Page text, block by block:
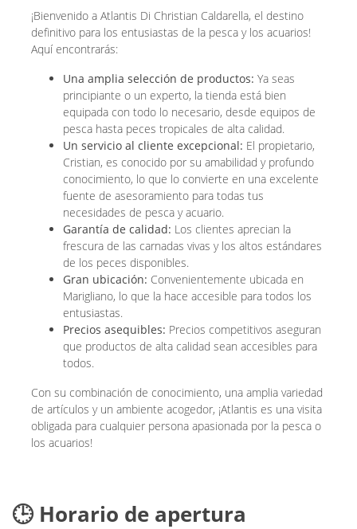
¡Bienvenido a Atlantis Di Christian Caldarella, el destino
definitivo para los entusiastas de la pesca y los acuarios!
Aquí encontrarás:
Una amplia selección de productos: Ya seas
principiante o un experto, la tienda está bien
equipada con todo lo necesario, desde equipos de
pesca hasta peces tropicales de alta calidad.
Un servicio al cliente excepcional: El propietario,
Cristian, es conocido por su amabilidad y profundo
conocimiento, lo que lo convierte en una excelente
fuente de asesoramiento para todas tus
necesidades de pesca y acuario.
Garantía de calidad: Los clientes aprecian la
frescura de las carnadas vivas y los altos estándares
de los peces disponibles.
Gran ubicación: Convenientemente ubicada en
Marigliano, lo que la hace accesible para todos los
entusiastas.
Precios asequibles: Precios competitivos aseguran
que productos de alta calidad sean accesibles para
todos.
Con su combinación de conocimiento, una amplia variedad
de artículos y un ambiente acogedor, ¡Atlantis es una visita
obligada para cualquier persona apasionada por la pesca o
los acuarios!
🕒 Horario de apertura